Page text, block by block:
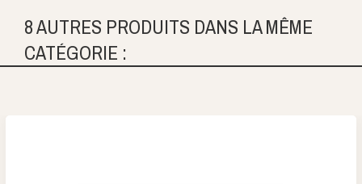
8 AUTRES PRODUITS DANS LA MÊME
CATÉGORIE :